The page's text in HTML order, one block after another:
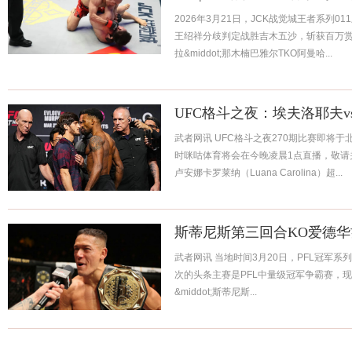
2026年3月21日，JCK战觉城王者系列
王绍祥分歧判定战胜吉木五沙，斩获百万
拉&middot;那木楠巴雅尔TKO阿曼哈...
UFC格斗之夜：埃夫洛耶夫
武者网讯 UFC格斗之夜270期比赛即将于
时咪咕体育将会在今晚凌晨1点直播，敬
卢安娜卡罗莱纳（Luana Carolina）超...
斯蒂尼斯第三回合KO爱德
武者网讯 当地时间3月20日，PFL冠军系
次的头条主赛是PFL中量级冠军争霸赛，
&middot;斯蒂尼斯...